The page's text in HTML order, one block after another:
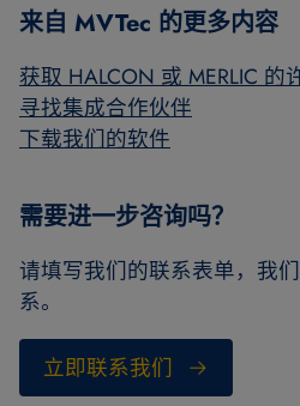
来自 MVTec 的更多内容
获取 HALCON 或 MERLIC 的
寻找集成合作伙伴
下载我们的软件
需要进一步咨询吗？
请填写我们的联系表单，我
系。
立即联系我们